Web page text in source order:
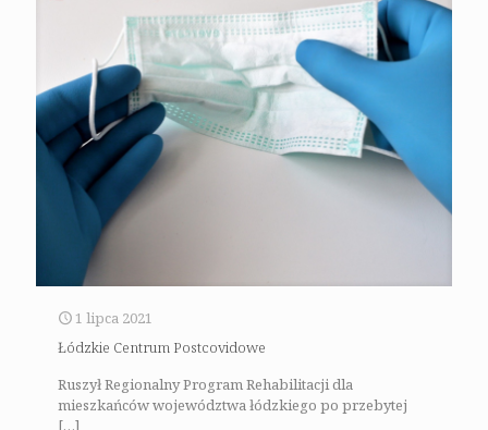
1 lipca 2021
Łódzkie Centrum Postcovidowe
Ruszył Regionalny Program Rehabilitacji dla
mieszkańców województwa łódzkiego po przebytej
[…]